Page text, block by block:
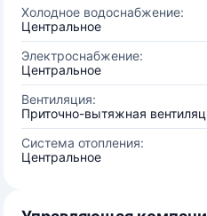
Холодное водоснабжение:
Центральное
Электроснабжение:
Центральное
Вентиляция:
Приточно-вытяжная
Система отопления:
Центральное